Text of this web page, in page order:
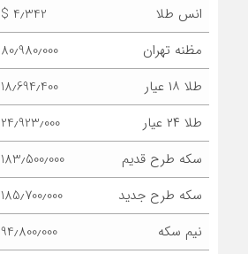
انس طلا $ 4٫342
مظنه تهران
80٫980٫000
طلا ۱۸ عیار
18٫694٫400
طلا ۲۴ عیار
24٫923٫000
سکه طرح قدیم
183٫500٫000
سکه طرح جدید
185٫700٫000
نیم سکه
94٫800٫000